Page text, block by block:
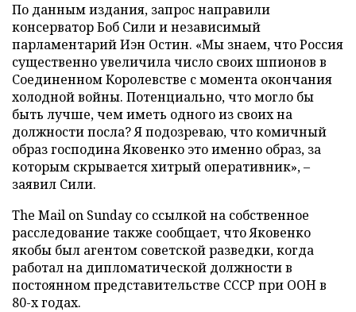
По данным издания, запрос направили
консерватор Боб Сили и независимый
парламентарий Иэн Остин. «Мы знаем, что Россия
существенно увеличила число своих шпионов в
Соединенном Королевстве с момента окончания
холодной войны. Потенциально, что могло бы
быть лучше, чем иметь одного из своих на
должности посла? Я подозреваю, что комичный
образ господина Яковенко это именно образ, за
которым скрывается хитрый оперативник», –
заявил Сили.
The Mail on Sunday со ссылкой на собственное
расследование также сообщает, что Яковенко
якобы был агентом советской разведки, когда
работал на дипломатической должности в
постоянном представительстве СССР при ООН в
80-х годах.